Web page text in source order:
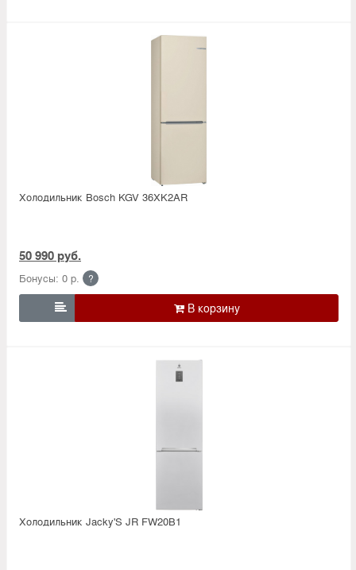
Холодильник Bosсh KGV 36XK2AR
50 990 руб.
Бонусы: 0 р. ?

Холодильник Jacky'S JR FW20B1